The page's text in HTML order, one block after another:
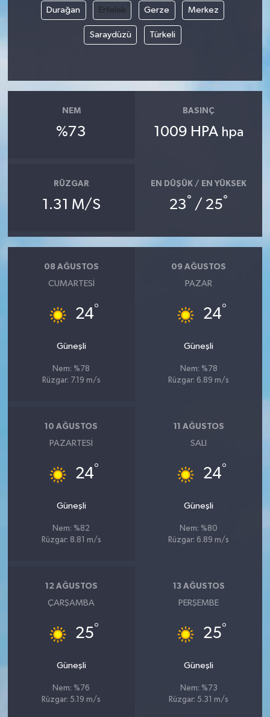
Durağan Erfelek Gerze Merkez
Saraydüzü Türkeli
NEM
%73
BASINÇ
1009 HPA hpa
RÜZGAR
1.31 M/S
EN DÜŞÜK / EN YÜKSEK
23° / 25°
08 AĞUSTOS
CUMARTESI
24°
Güneşli
Nem: %78
Rüzgar: 7.19 m/s
09 AĞUSTOS
PAZAR
24°
Güneşli
Nem: %78
Rüzgar: 6.89 m/s
10 AĞUSTOS
PAZARTESI
24°
Güneşli
Nem: %82
Rüzgar: 8.81 m/s
11 AĞUSTOS
SALI
24°
Güneşli
Nem: %80
Rüzgar: 6.89 m/s
12 AĞUSTOS
ÇARŞAMBA
25°
Güneşli
Nem: %76
Rüzgar: 5.19 m/s
13 AĞUSTOS
PERŞEMBE
25°
Güneşli
Nem: %73
Rüzgar: 5.31 m/s